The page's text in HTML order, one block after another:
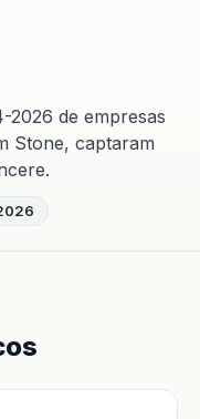
2026 de empresas
Stone, captaram